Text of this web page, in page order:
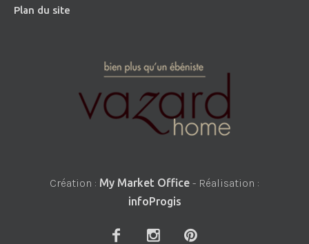
Plan du site
Création : My Market Office - Réalisation :
infoProgis